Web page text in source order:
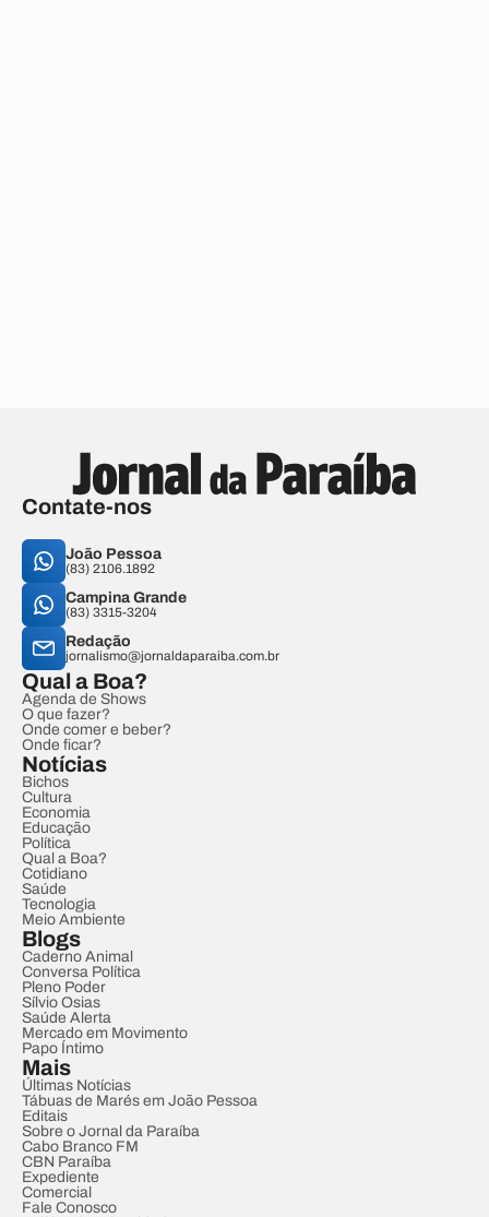
Contate-nos
João Pessoa
(83) 2106.1892
Campina Grande
(83) 3315-3204
Redação
jornalismo@jornaldaparaiba.com.br
Qual a Boa?
Agenda de Shows
O que fazer?
Onde comer e beber?
Onde ficar?
Notícias
Bichos
Cultura
Economia
Educação
Política
Qual a Boa?
Cotidiano
Saúde
Tecnologia
Meio Ambiente
Blogs
Caderno Animal
Conversa Política
Pleno Poder
Sílvio Osias
Saúde Alerta
Mercado em Movimento
Papo Íntimo
Mais
Últimas Notícias
Tábuas de Marés em João Pessoa
Editais
Sobre o Jornal da Paraíba
Cabo Branco FM
CBN Paraíba
Expediente
Comercial
Fale Conosco